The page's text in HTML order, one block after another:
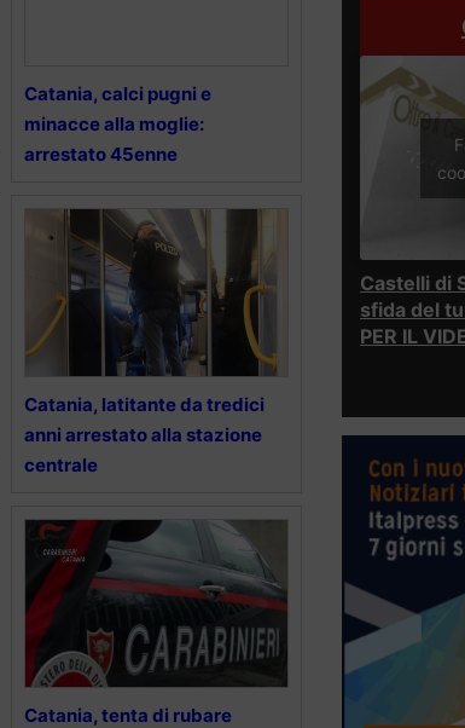
Catania, calci pugni e
minacce alla moglie:
arrestato 45enne
Catania, latitante da tredici
anni arrestato alla stazione
centrale
Catania, tenta di rubare
Castelli di
sfida del
PER IL